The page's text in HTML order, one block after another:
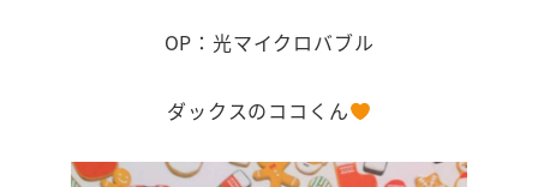
OP：光マイクロバブル
ダックスのココくん